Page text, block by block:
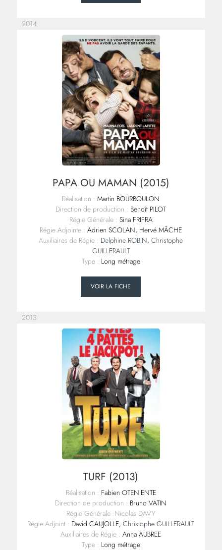
2014
PAPA OU MAMAN (2015)
Réalisation : Martin BOURBOULON
Direction de production : Benoît PILOT
Régie Générale : Sina FRIFRA
Régie Adjointe : Adrien SCOLAN, Hervé MÂCHE
Auxiliaires de Régie : Delphine ROBIN,Christophe
GUILLERAULT
Type : Long métrage
VOIR LA FICHE
2013
TURF (2013)
Réalisation : Fabien OTENIENTE
Direction de production : Bruno VATIN
Régie Générale :Nicolas DAVY
Régie Adjoint : David CAUJOLLE,Christophe GUILLERAULT
Auxiliaires de Régie : Anna AUBREE
Type : Long métrage